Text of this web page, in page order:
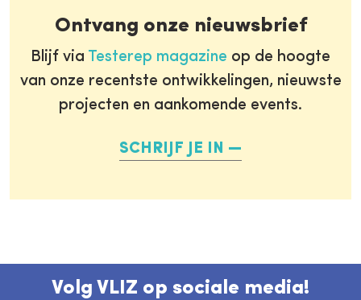
Ontvang onze nieuwsbrief
Blijf via Testerep magazine op de hoogte
van onze recentste ontwikkelingen, nieuwste
projecten en aankomende events.
SCHRIJF JE IN
Volg VLIZ op sociale media!